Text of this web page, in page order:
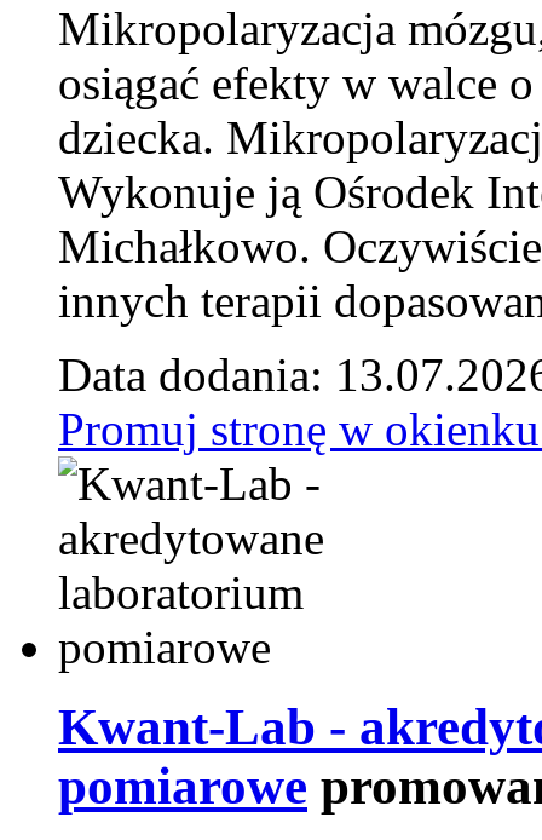
Mikropolaryzacja
osiągać efekty w walce
dziecka.
Wykonuje ją Ośrodek
Michałkowo.
innych terapii
Data dodania:
Promuj stronę w
Kwant-Lab -
pomiarowe